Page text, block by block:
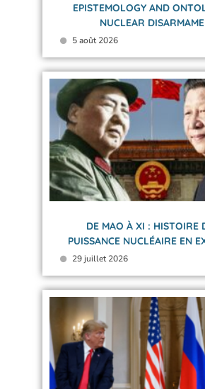
EPISTEMOLOGY AND
NUCLEAR
5 août 2026
DE MAO À XI : HISTOIRE
PUISSANCE NUCLÉAIRE EN
29 juillet 2026